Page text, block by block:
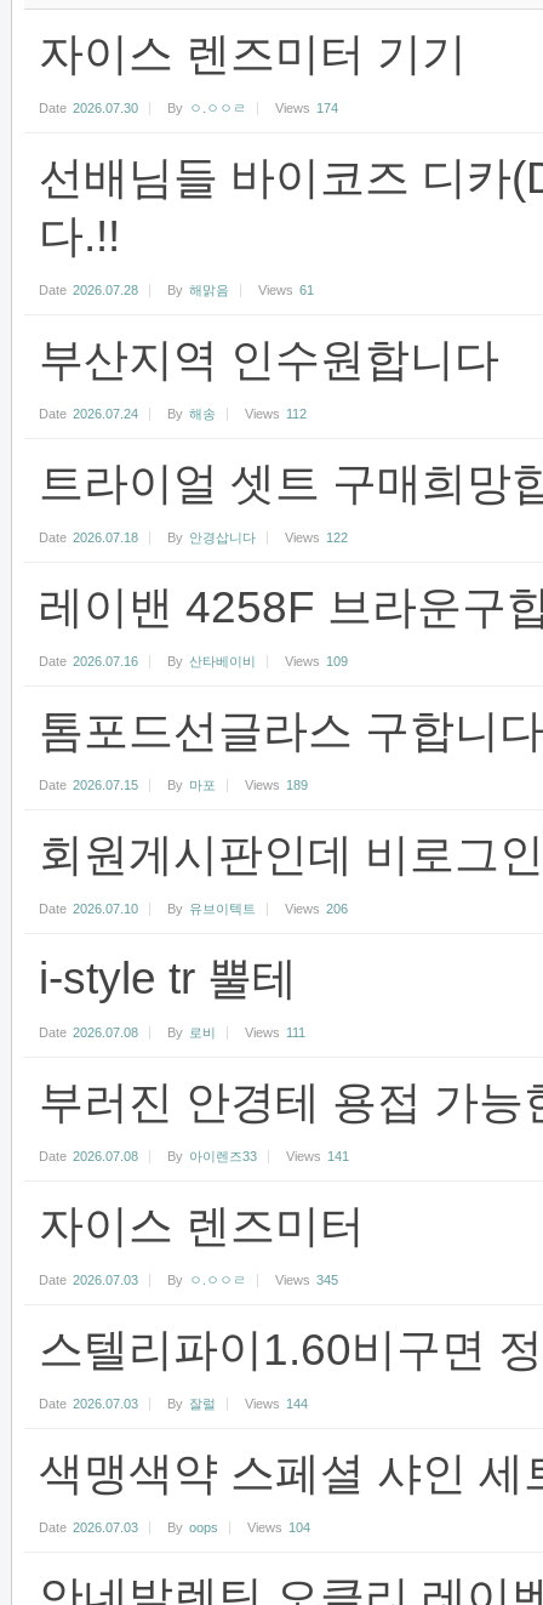
자이스 렌즈미터 기기
Date 2026.07.30 By ㅇ.ㅇㅇㄹ Views 174
선배님들 바이코즈 디카
다.!!
Date 2026.07.28 By 해맑음 Views 61
부산지역 인수원합니다
Date 2026.07.24 By 해송 Views 112
트라이얼 셋트 구매희망
Date 2026.07.18 By 안경삽니다 Views 122
레이밴 4258F 브라운구
Date 2026.07.16 By 산타베이비 Views 109
톰포드선글라스 구합니
Date 2026.07.15 By 마포 Views 189
회원게시판인데 비로그
Date 2026.07.10 By 유브이텍트 Views 206
i-style tr 뿔테
Date 2026.07.08 By 로비 Views 111
부러진 안경테 용접 가
Date 2026.07.08 By 아이렌즈33 Views 141
자이스 렌즈미터
Date 2026.07.03 By ㅇ.ㅇㅇㄹ Views 345
스텔리파이1.60비구면
Date 2026.07.03 By 잘럴 Views 144
색맹색약 스페셜 샤인 세
Date 2026.07.03 By oops Views 104